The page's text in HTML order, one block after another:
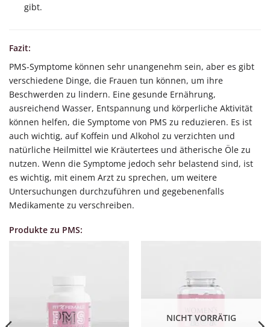
gibt.
Fazit:
PMS-Symptome können sehr unangenehm sein, aber es gibt
verschiedene Dinge, die Frauen tun können, um ihre
Beschwerden zu lindern. Eine gesunde Ernährung,
ausreichend Wasser, Entspannung und körperliche Aktivität
können helfen, die Symptome von PMS zu reduzieren. Es ist
auch wichtig, auf Koffein und Alkohol zu verzichten und
natürliche Heilmittel wie Kräutertees und ätherische Öle zu
nutzen. Wenn die Symptome jedoch sehr belastend sind, ist
es wichtig, mit einem Arzt zu sprechen, um weitere
Untersuchungen durchzuführen und gegebenenfalls
Medikamente zu verschreiben.
Produkte zu PMS:
NICHT VORRÄTIG